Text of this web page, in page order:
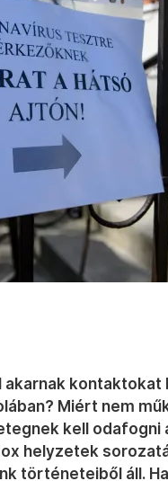
kontaktokat
Miért nem
kell odafogni
helyzetek
történeteiből áll.